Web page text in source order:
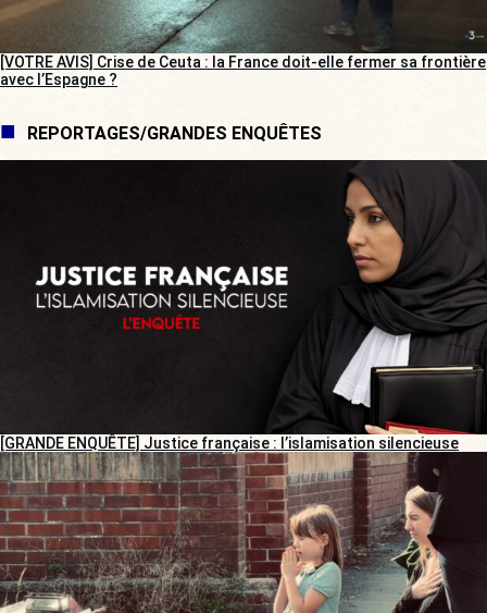
[VOTRE AVIS] Crise de Ceuta : la France doit-elle fermer sa frontière
avec l’Espagne ?
REPORTAGES/GRANDES ENQUÊTES
[GRANDE ENQUÊTE] Justice française : l’islamisation silencieuse